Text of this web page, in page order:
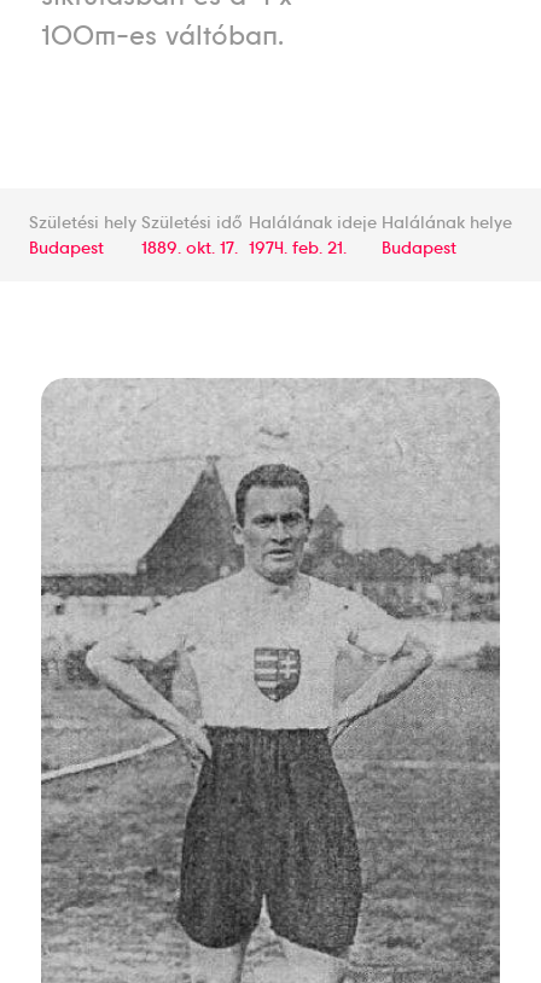
100m-es váltóban.
Születési hely
Budapest
Születési idő
1889. okt. 17.
Halálának ideje
1974. feb. 21.
Halálának helye
Budapest